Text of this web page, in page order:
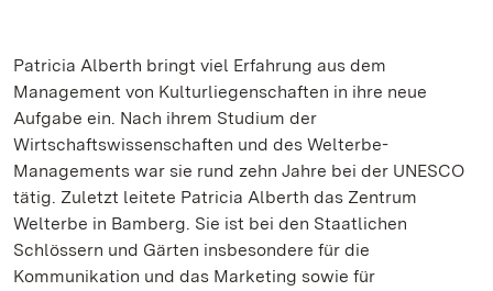
Patricia Alberth bringt viel Erfahrung aus dem
Management von Kulturliegenschaften in ihre neue
Aufgabe ein. Nach ihrem Studium der
Wirtschaftswissenschaften und des Welterbe-
Managements war sie rund zehn Jahre bei der UNESCO
tätig. Zuletzt leitete Patricia Alberth das Zentrum
Welterbe in Bamberg. Sie ist bei den Staatlichen
Schlössern und Gärten insbesondere für die
Kommunikation und das Marketing sowie für